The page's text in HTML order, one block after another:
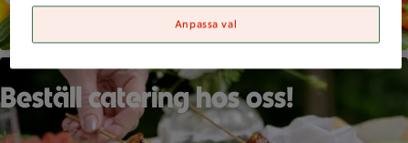
En hand tar ett grillspett från en tallrik full med glaserade
Beställ catering hos oss!
Anpassa val